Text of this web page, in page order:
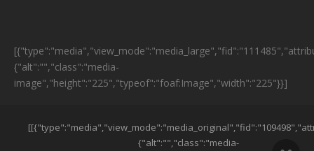
{"alt":"","class":"media-
image","height":"225","typeof":"foaf:Image","width":"225"}}]
ESPA BANNER
{"alt":"","class":"media-